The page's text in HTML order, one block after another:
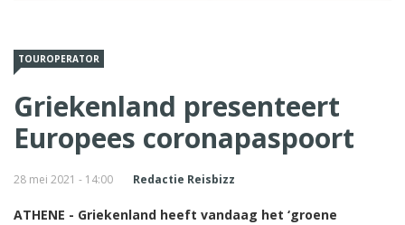
TOUROPERATOR
Griekenland presenteert
Europees coronapaspoort
28 mei 2021 - 14:00 Redactie Reisbizz
ATHENE - Griekenland heeft vandaag het ‘groene